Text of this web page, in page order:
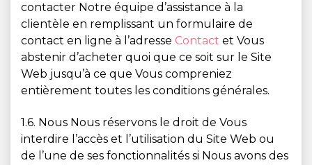
contacter Notre équipe d’assistance à la
clientèle en remplissant un formulaire de
contact en ligne à l’adresse Contact et Vous
abstenir d’acheter quoi que ce soit sur le Site
Web jusqu’à ce que Vous compreniez
entièrement toutes les conditions générales.
1.6. Nous Nous réservons le droit de Vous
interdire l’accès et l’utilisation du Site Web ou
de l’une de ses fonctionnalités si Nous avons des